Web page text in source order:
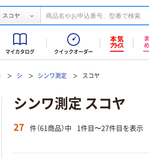
スコヤ
マイカタログ クイックオーダー
シ シンワ測定 スコヤ
シンワ測定 スコヤ
27 件（61商品）中 1件目〜27件目を表示